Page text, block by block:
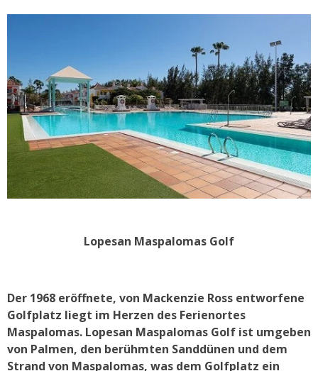
Lopesan Maspalomas Golf
Der 1968 eröffnete, von Mackenzie Ross entworfene
Golfplatz liegt im Herzen des Ferienortes
Maspalomas. Lopesan Maspalomas Golf ist umgeben
von Palmen, den berühmten Sanddünen und dem
Strand von Maspalomas, was dem Golfplatz ein